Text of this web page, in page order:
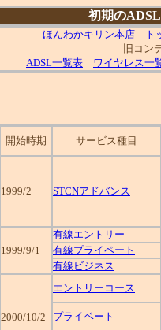
初期の
ほんわかキリン本店
ト
旧コン
ADSL一覧表
ワイヤレス一
開始時期 サービス種目
1999/2 STCNアドバンス
1999/9/1
有線エントリー
有線プライペート
有線ビジネス
2000/10/2
エントリーコース
プライベート